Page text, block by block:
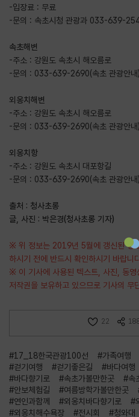
-입장료 : 무료
-문의 : 속초시청 관광과 033-639-
속초해변
-주소 : 강원도 속초시 해오름로
-문의 : 033-639-2690(속초 관광안내)
외옹치해변
-주소 : 강원도 속초시 해오름로
-문의 : 033-639-2690(속초 관광안내)
외옹치항
-주소 : 강원도 속초시 대포항길
-문의 : 033-639-2690(속초 관광안내)
출처 : 청사초롱
글, 사진 : 박은경(청사초롱 기자)
※ 위 정보는 2019년 5월에 갱신된 정
하시기 전에 반드시 확인하시기 바랍니
※ 이 기사에 사용된 텍스트, 사진, 동영
저작권을 보유하고 있으므로 기사의 무
22
#17_18한국관광100선 #가족여행
#걷기여행
#걷기좋은길 #바다여행
#바다향기로
#속초가볼만한곳 #속
#안보체험길
#여름방학가볼만한곳
#연인과함께
#외옹치바다향기로 #
#외옹치해수욕장
#전시회 #청와대